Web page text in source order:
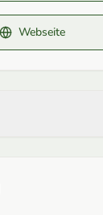
Webseite